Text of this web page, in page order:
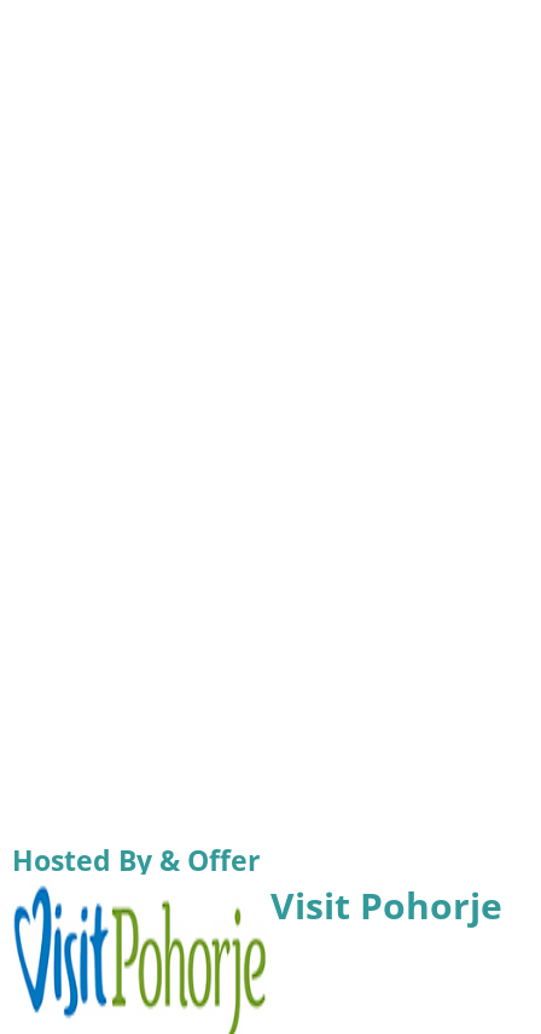
Hosted By & Offer
Visit Pohorje